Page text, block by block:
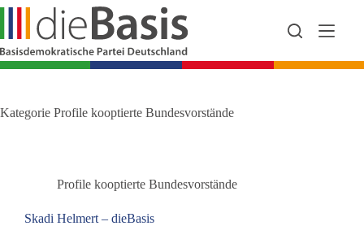
Zum
springen
Kategorie Profile kooptierte Bundesvorstände
Profile kooptierte Bundesvorstände
Skadi Helmert – dieBasis